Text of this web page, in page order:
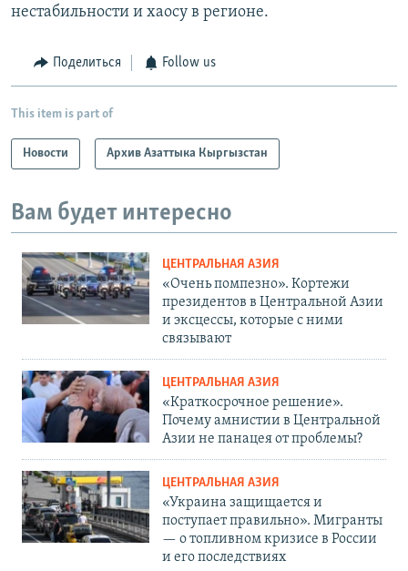
нестабильности и хаосу в регионе.
Поделиться Follow us
This item is part of
Новости Архив Азаттыка Кыргызстан
Вам будет интересно
ЦЕНТРАЛЬНАЯ АЗИЯ
«Очень помпезно». Кортежи
президентов в Центральной Азии
и эксцессы, которые с ними
связывают
ЦЕНТРАЛЬНАЯ АЗИЯ
«Краткосрочное решение».
Почему амнистии в Центральной
Азии не панацея от проблемы?
ЦЕНТРАЛЬНАЯ АЗИЯ
«Украина защищается и
поступает правильно». Мигранты
— о топливном кризисе в России
и его последствиях